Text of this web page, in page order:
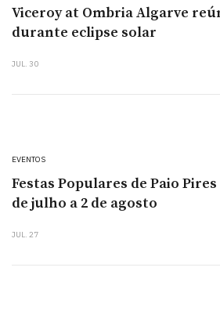
Viceroy at Ombria Algarve
durante eclipse solar
JUL. 30
EVENTOS
Festas Populares de Paio
de julho a 2 de agosto
JUL. 27